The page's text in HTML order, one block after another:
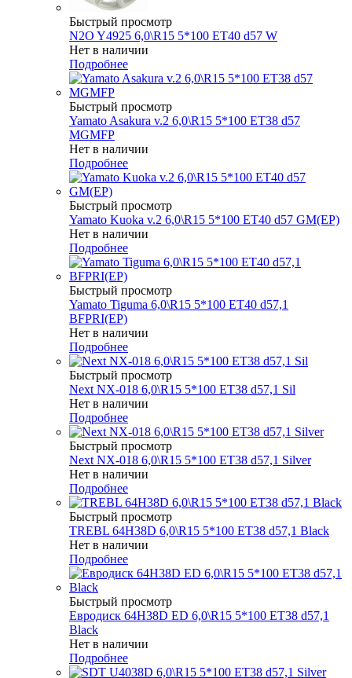
Быстрый просмотр
N2O Y4925 6,0\R15 5*100 ET40 d57 W
Нет в наличии
Подробнее
Быстрый просмотр
Yamato Asakura v.2 6,0\R15 5*100 ET38 d57
MGMFP
Нет в наличии
Подробнее
Быстрый просмотр
Yamato Kuoka v.2 6,0\R15 5*100 ET40 d57 GM(EP)
Нет в наличии
Подробнее
Быстрый просмотр
Yamato Tiguma 6,0\R15 5*100 ET40 d57,1
BFPRI(EP)
Нет в наличии
Подробнее
Быстрый просмотр
Next NX-018 6,0\R15 5*100 ET38 d57,1 Sil
Нет в наличии
Подробнее
Быстрый просмотр
Next NX-018 6,0\R15 5*100 ET38 d57,1 Silver
Нет в наличии
Подробнее
Быстрый просмотр
TREBL 64H38D 6,0\R15 5*100 ET38 d57,1 Black
Нет в наличии
Подробнее
Быстрый просмотр
Евродиск 64H38D ED 6,0\R15 5*100 ET38 d57,1
Black
Нет в наличии
Подробнее